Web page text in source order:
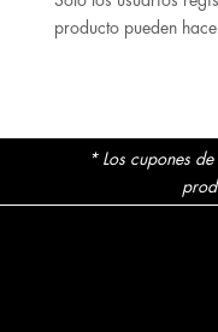
producto pueden
* Los cupones